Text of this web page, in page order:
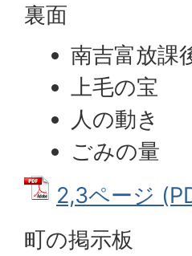
裏面
南吉富放課
上毛の宝
人の動き
ごみの量
2,3ページ
町の掲示板